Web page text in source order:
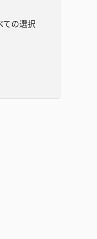
ての選択